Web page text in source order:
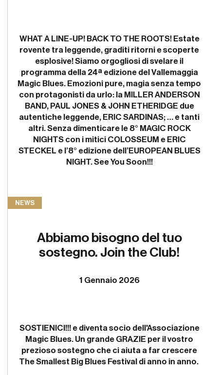
WHAT A LINE-UP! BACK TO THE ROOTS!Estate
rovente tra leggende, graditi ritorni e scoperte
esplosive! Siamo orgogliosi di svelare il
programma della 24ª edizione del Vallemaggia
Magic Blues. Emozioni pure, magia senza tempo
con protagonisti da urlo: la MILLER ANDERSON
BAND, PAUL JONES & JOHN ETHERIDGE due
autentiche leggende, ERIC SARDINAS; … e tanti
altri. Senza dimenticare le 8° MAGIC ROCK
NIGHTS con i mitici COLOSSEUM e ERIC
STECKEL e l’8° edizione dell’EUROPEAN BLUES
NIGHT. See You Soon!!!
NEWS
Abbiamo bisogno del tuo
sostegno. Join the Club!
1 Gennaio 2026
SOSTIENICI!!! e diventa socio dell'Associazione
Magic Blues. Un grande GRAZIE per il vostro
prezioso sostegno che ci aiuta a far crescere
The Smallest Big Blues Festival di anno in anno.